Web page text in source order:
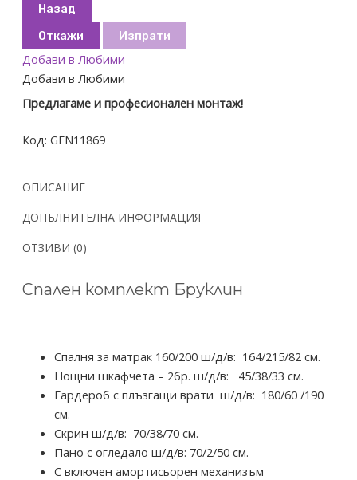
Назад
Откажи
Изпрати
Добави в Любими
Добави в Любими
Предлагаме и професионален монтаж!
Код: GEN11869
ОПИСАНИЕ
ДОПЪЛНИТЕЛНА ИНФОРМАЦИЯ
ОТЗИВИ (0)
Спален комплект Бруклин
Спалня за матрак 160/200 ш/д/в: 164/215/82 см.
Нощни шкафчета – 2бр. ш/д/в: 45/38/33 см.
Гардероб с плъзгащи врати ш/д/в: 180/60 /190
см.
Скрин ш/д/в: 70/38/70 см.
Пано с огледало ш/д/в: 70/2/50 см.
С включен амортисьорен механизъм